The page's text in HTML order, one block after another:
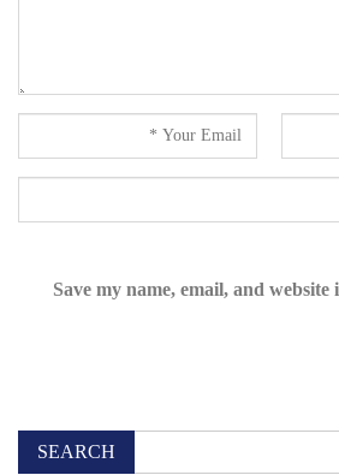
Save my name, email, and